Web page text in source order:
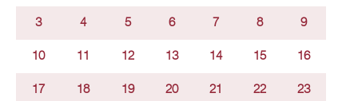
3 4 5 6 7 8 9
10 11 12 13 14 15 16
17 18 19 20 21 22 23